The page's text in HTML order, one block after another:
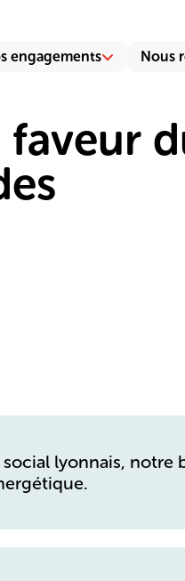
engagements Nous
lyonnais, notre